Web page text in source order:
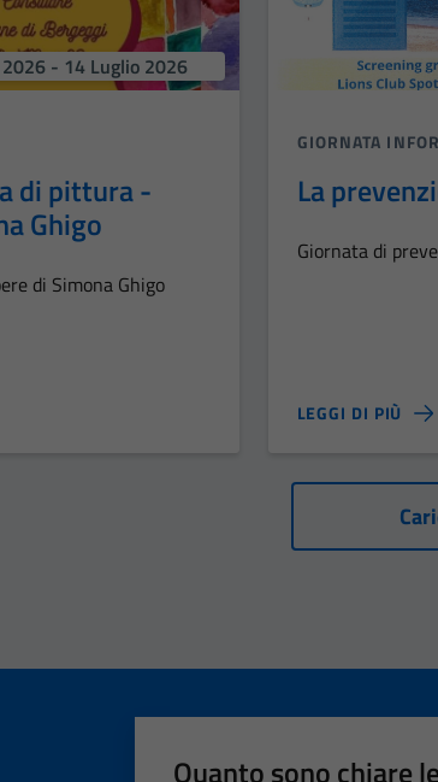
2026 - 14 Luglio 2026
di pittura -
Ghigo
di Simona Ghigo
GIORNATA
La
Giornata di
LEGGI DI PIÙ
Quanto sono chiare